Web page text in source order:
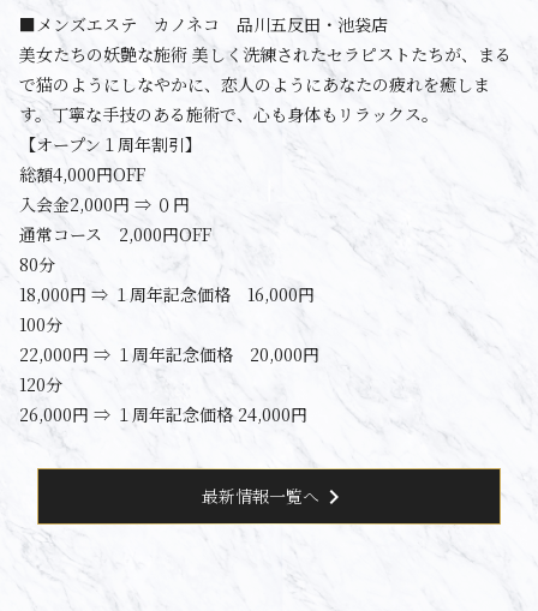
■メンズエステ カノネコ 品川五反田・池袋店
美女たちの妖艶な施術 美しく洗練されたセラピストたちが、まる
で猫のようにしなやかに、恋人のようにあなたの疲れを癒しま
す。丁寧な手技のある施術で、心も身体もリラックス。
【オープン１周年割引】
総額4,000円OFF
入会金2,000円 ⇒ ０円
通常コース 2,000円OFF
80分
18,000円 ⇒ １周年記念価格 16,000円
100分
22,000円 ⇒ １周年記念価格 20,000円
120分
26,000円 ⇒ １周年記念価格 24,000円
最新情報一覧へ chevron_right